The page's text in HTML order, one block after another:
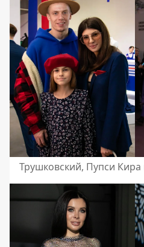
Трушковский, Пупси